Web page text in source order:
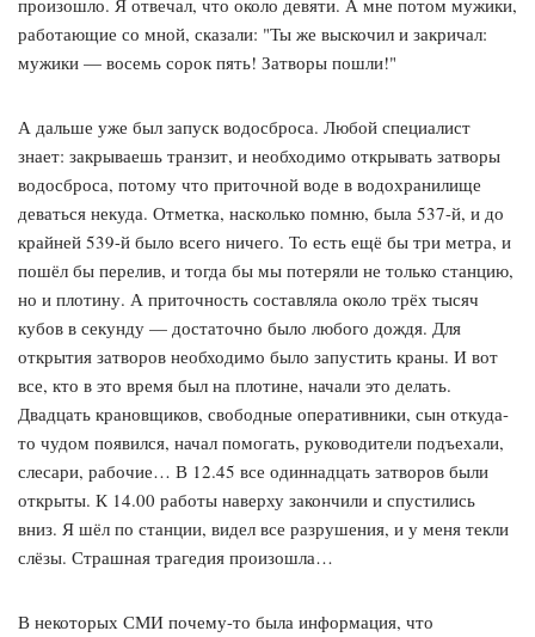
произошло. Я отвечал, что около девяти. А мне потом мужики,
работающие со мной, сказали: "Ты же выскочил и закричал:
мужики — восемь сорок пять! Затворы пошли!"
А дальше уже был запуск водосброса. Любой специалист
знает: закрываешь транзит, и необходимо открывать затворы
водосброса, потому что приточной воде в водохранилище
деваться некуда. Отметка, насколько помню, была 537-й, и до
крайней 539-й было всего ничего. То есть ещё бы три метра, и
пошёл бы перелив, и тогда бы мы потеряли не только станцию,
но и плотину. А приточность составляла около трёх тысяч
кубов в секунду — достаточно было любого дождя. Для
открытия затворов необходимо было запустить краны. И вот
все, кто в это время был на плотине, начали это делать.
Двадцать крановщиков, свободные оперативники, сын откуда-
то чудом появился, начал помогать, руководители подъехали,
слесари, рабочие… В 12.45 все одиннадцать затворов были
открыты. К 14.00 работы наверху закончили и спустились
вниз. Я шёл по станции, видел все разрушения, и у меня текли
слёзы. Страшная трагедия произошла…
В некоторых СМИ почему-то была информация, что